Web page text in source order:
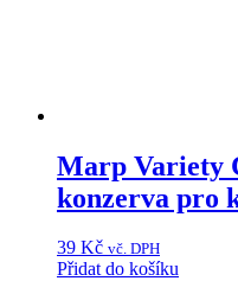
Marp Variety
konzerva pro
39 Kč vč. DPH
Přidat do košíku